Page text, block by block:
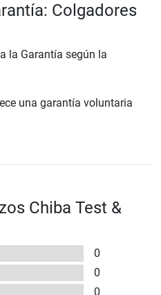
Colgadores
la Garantía según la
una garantía voluntaria
Chiba Test &
0
0
0